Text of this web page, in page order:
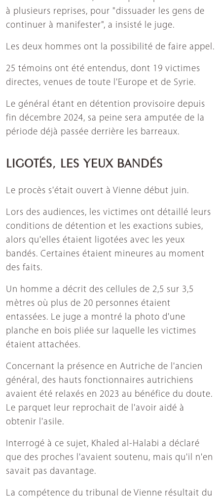
à plusieurs reprises, pour "dissuader les gens de
continuer à manifester", a insisté le juge.
Les deux hommes ont la possibilité de faire appel.
25 témoins ont été entendus, dont 19 victimes
directes, venues de toute l'Europe et de Syrie.
Le général étant en détention provisoire depuis
fin décembre 2024, sa peine sera amputée de la
période déjà passée derrière les barreaux.
LIGOTÉS, LES YEUX BANDÉS
Le procès s'était ouvert à Vienne début juin.
Lors des audiences, les victimes ont détaillé leurs
conditions de détention et les exactions subies,
alors qu'elles étaient ligotées avec les yeux
bandés. Certaines étaient mineures au moment
des faits.
Un homme a décrit des cellules de 2,5 sur 3,5
mètres où plus de 20 personnes étaient
entassées. Le juge a montré la photo d'une
planche en bois pliée sur laquelle les victimes
étaient attachées.
Concernant la présence en Autriche de l'ancien
général, des hauts fonctionnaires autrichiens
avaient été relaxés en 2023 au bénéfice du doute.
Le parquet leur reprochait de l'avoir aidé à
obtenir l'asile.
Interrogé à ce sujet, Khaled al-Halabi a déclaré
que des proches l'avaient soutenu, mais qu'il n'en
savait pas davantage.
La compétence du tribunal de Vienne résultait du